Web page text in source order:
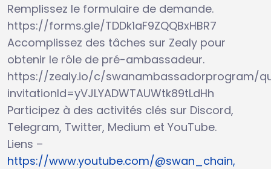
Remplissez le formulaire de demande.
https://forms.gle/TDDk1aF9ZQQBxHBR7
Accomplissez des tâches sur Zealy pour
obtenir le rôle de pré-ambassadeur.
https://zealy.io/c/swanambassadorprogram/
invitationId=yVJLYADWTAUWtk89tLdHh
Participez à des activités clés sur Discord,
Telegram, Twitter, Medium et YouTube.
Liens –
https://www.youtube.com/@swan_chain,